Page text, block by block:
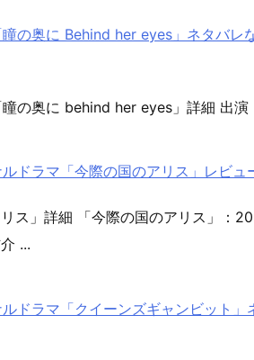
の奥に Behind her eyes」ネタバレ
の奥に behind her eyes」詳細 出演
ドラマ「今際の国のアリス」レビュ
リス」詳細 「今際の国のアリス」：
...
ドラマ「クイーンズギャンビット」